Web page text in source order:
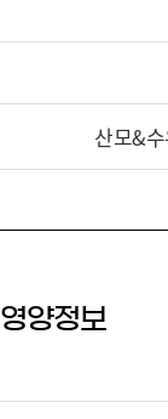
산모&
영양정보